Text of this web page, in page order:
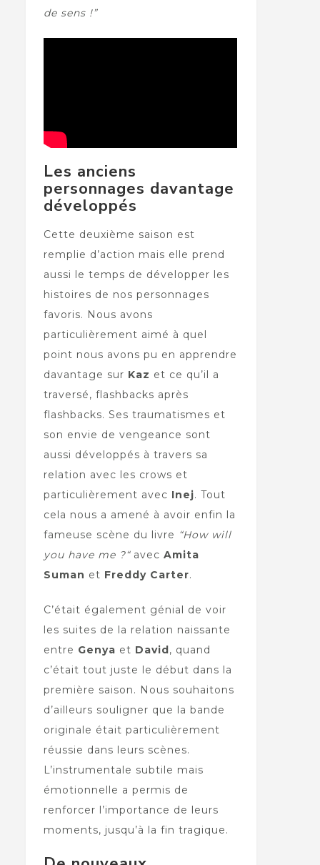
de sens !”
Les anciens
personnages davantage
développés
Cette deuxième saison est
remplie d’action mais elle prend
aussi le temps de développer les
histoires de nos personnages
favoris. Nous avons
particulièrement aimé à quel
point nous avons pu en apprendre
davantage sur Kaz et ce qu’il a
traversé, flashbacks après
flashbacks. Ses traumatismes et
son envie de vengeance sont
aussi développés à travers sa
relation avec les crows et
particulièrement avec Inej. Tout
cela nous a amené à avoir enfin la
fameuse scène du livre “How will
you have me ?“avec Amita
Suman et Freddy Carter.
C’était également génial de voir
les suites de la relation naissante
entre Genya et David, quand
c’était tout juste le début dans la
première saison. Nous souhaitons
d’ailleurs souligner que la bande
originale était particulièrement
réussie dans leurs scènes.
L’instrumentale subtile mais
émotionnelle a permis de
renforcer l’importance de leurs
moments, jusqu’à la fin tragique.